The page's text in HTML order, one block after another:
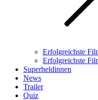
Erfolgreichste
Erfolgreichste
Superheldinnen
News
Trailer
Quiz